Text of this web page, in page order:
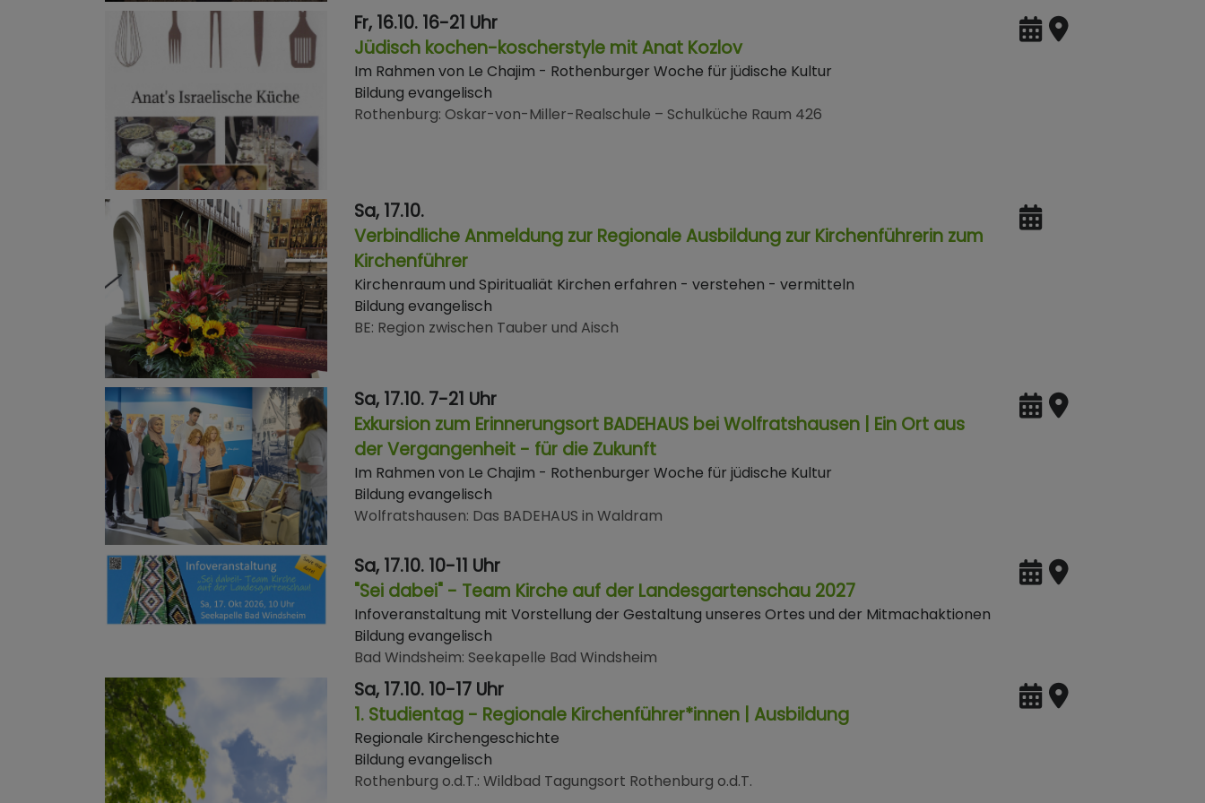
Fr, 16.10. 16-21 Uhr
Jüdisch kochen-koscherstyle mit Anat Kozlov
Im Rahmen von Le Chajim - Rothenburger Woche für jüdische Kultur
Bildung evangelisch
Rothenburg Oskar-von-Miller-Realschule – Schulküche Raum 426
Sa, 17.10.
Verbindliche Anmeldung zur Regionale Ausbildung zur Kirchenführerin zum
Kirchenführer
Kirchenraum und Spiritualiät Kirchen erfahren - verstehen - vermitteln
Bildung evangelisch
BE Region zwischen Tauber und Aisch
Sa, 17.10. 7-21 Uhr
Exkursion zum Erinnerungsort BADEHAUS bei Wolfratshausen | Ein Ort aus
der Vergangenheit - für die Zukunft
Im Rahmen von Le Chajim - Rothenburger Woche für jüdische Kultur
Bildung evangelisch
Wolfratshausen Das BADEHAUS in Waldram
Sa, 17.10. 10-11 Uhr
"Sei dabei" - Team Kirche auf der Landesgartenschau 2027
Infoveranstaltung mit Vorstellung der Gestaltung unseres Ortes und der Mitmachaktionen
Bildung evangelisch
Bad Windsheim Seekapelle Bad Windsheim
Sa, 17.10. 10-17 Uhr
1. Studientag - Regionale Kirchenführer*innen | Ausbildung
Regionale Kirchengeschichte
Bildung evangelisch
Rothenburg o.d.T. Wildbad Tagungsort Rothenburg o.d.T.